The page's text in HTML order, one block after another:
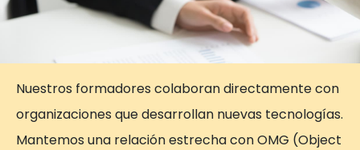
Nuestros formadores colaboran directamente con
organizaciones que desarrollan nuevas tecnologías.
Mantemos una relación estrecha con OMG (Object